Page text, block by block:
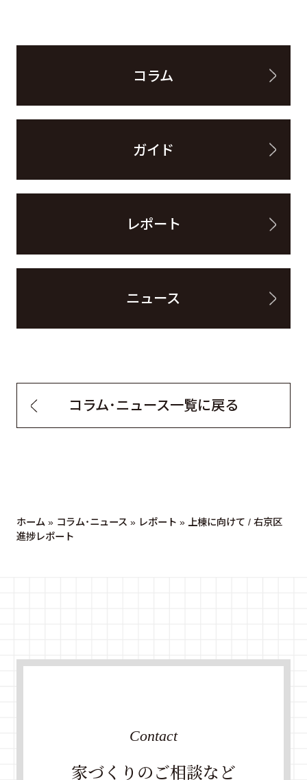
コラム
ガイド
レポート
ニュース
コラム・ニュース一覧に戻る
ホーム» コラム・ニュース » レポート » 上棟に向けて / 右京区
進捗レポート
家づくりのご相談など
Contact